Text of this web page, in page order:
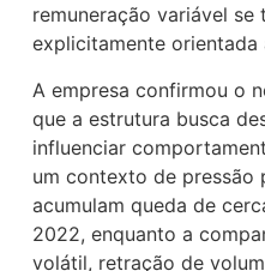
remuneração variável
explicitamente orientada
A empresa confirmou o
que a estrutura busca
influenciar
um contexto de pressão
acumulam queda de
2022, enquanto a
volátil, retração de